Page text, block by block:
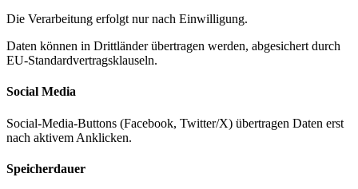
Die Verarbeitung erfolgt nur nach Einwilligung.
Daten können in Drittländer übertragen werden, abgesichert durch
EU-Standardvertragsklauseln.
Social Media
Social-Media-Buttons (Facebook, Twitter/X) übertragen Daten erst
nach aktivem Anklicken.
Speicherdauer